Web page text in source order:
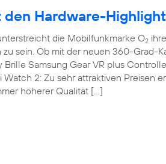
Hardware-
die Mobilfunkmarke O2
sein. Ob mit der neuen 360-Grad-
Brille Samsung Gear VR plus
2: Zu sehr attraktiven Preisen
höherer Qualität […]